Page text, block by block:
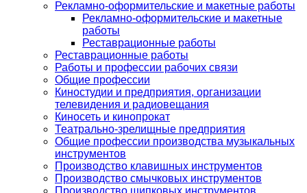
Рекламно-оформительские и макетные работы
Рекламно-оформительские и макетные
работы
Реставрационные работы
Реставрационные работы
Работы и профессии рабочих связи
Общие профессии
Киностудии и предприятия, организации
телевидения и радиовещания
Киносеть и кинопрокат
Театрально-зрелищные предприятия
Общие профессии производства музыкальных
инструментов
Производство клавишных инструментов
Производство смычковых инструментов
Производство щипковых инструментов